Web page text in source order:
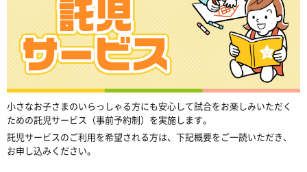
小さなお子さまのいらっしゃる方にも安心して試合をお楽しみいただく
ための託児サービス（事前予約制）を実施します。
託児サービスのご利用を希望される方は、下記概要をご一読いただき、
お申し込みください。